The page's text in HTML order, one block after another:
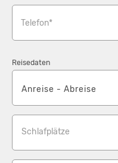
Telefon*
Reisedaten
Schlafplätze